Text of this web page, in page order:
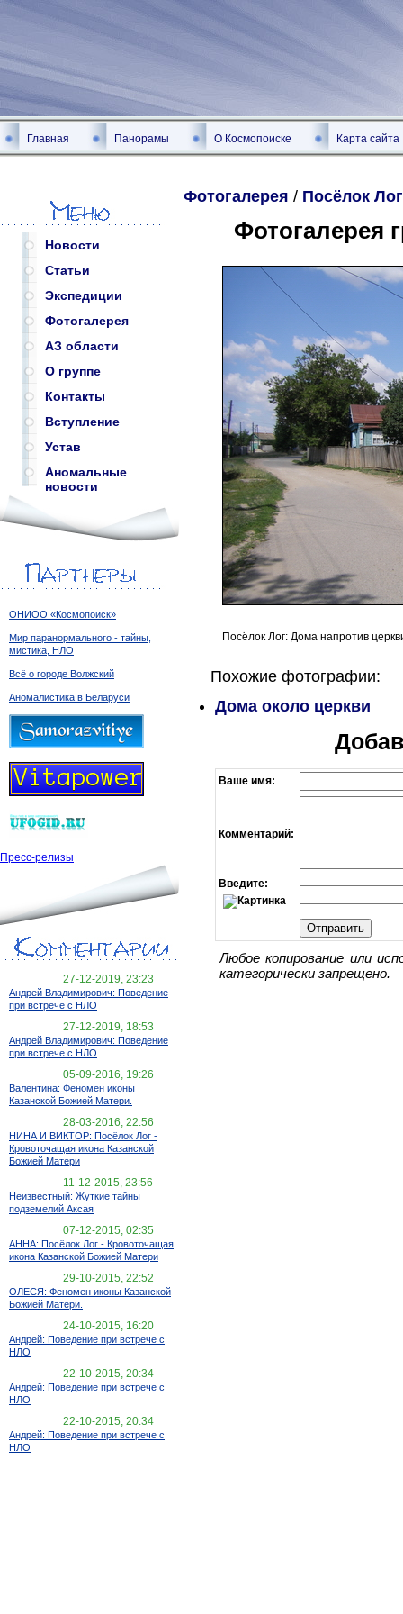
Главная Панорамы О Космопоиске Карта сайта
Новости
Статьи
Экспедиции
Фотогалерея
АЗ области
О группе
Контакты
Вступление
Устав
Аномальные
новости
ОНИОО «Космопоиск»
Мир паранормального - тайны,
мистика, НЛО
Всё о городе Волжский
Аномалистика в Беларуси
Пресс-релизы
27-12-2019, 23:23
Андрей Владимирович: Поведение
при встрече с НЛО
27-12-2019, 18:53
Андрей Владимирович: Поведение
при встрече с НЛО
05-09-2016, 19:26
Валентина: Феномен иконы
Казанской Божией Матери.
28-03-2016, 22:56
НИНА И ВИКТОР: Посёлок Лог -
Кровоточащая икона Казанской
Божией Матери
11-12-2015, 23:56
Неизвестный: Жуткие тайны
подземелий Аксая
07-12-2015, 02:35
АННА: Посёлок Лог - Кровоточащая
икона Казанской Божией Матери
29-10-2015, 22:52
ОЛЕСЯ: Феномен иконы Казанской
Божией Матери.
24-10-2015, 16:20
Андрей: Поведение при встрече с
НЛО
22-10-2015, 20:34
Андрей: Поведение при встрече с
НЛО
22-10-2015, 20:34
Андрей: Поведение при встрече с
НЛО
Фотогалерея / Посёлок Лог
Фотогалерея
Посёлок Лог: Дома напротив
Похожие фотографии:
Дома около церкви
Ваше имя:
Комментарий:
Введите:
Любое копирование или
категорически запрещено.